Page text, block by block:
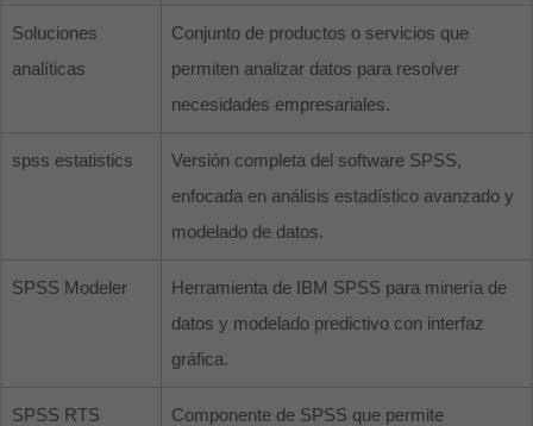
Soluciones
analíticas
Conjunto de productos o servicios que
permiten analizar datos para resolver
necesidades empresariales.
spss estatistics
Versión completa del software SPSS,
enfocada en análisis estadístico avanzado y
modelado de datos.
SPSS Modeler
Herramienta de IBM SPSS para minería de
datos y modelado predictivo con interfaz
gráfica.
SPSS RTS
Componente de SPSS que permite